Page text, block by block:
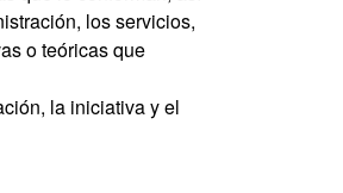
los servicios,
o teóricas que
la iniciativa y el